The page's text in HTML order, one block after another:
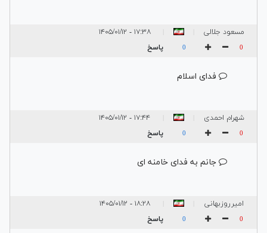
مسعود جلالی ۱۷:۳۸ - ۱۴۰۵/۰۱/۱۲
0
0 پاسخ
فدای اسلام
شهرام احمدی ۱۷:۴۴ - ۱۴۰۵/۰۱/۱۲
0
0 پاسخ
جانم به فدای خامنه ای
امیرروزبهانی ۱۸:۲۸ - ۱۴۰۵/۰۱/۱۲
0
0 پاسخ